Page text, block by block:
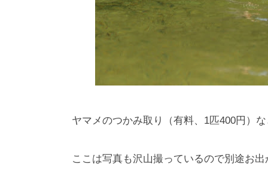
ヤマメのつかみ取り（有料、1匹400円）
ここは写真も沢山撮っているので別途お